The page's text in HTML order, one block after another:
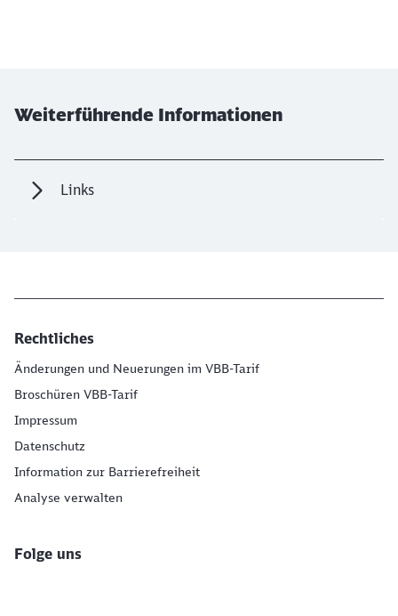
Weiterführende Informationen
Links
Rechtliches
Änderungen und Neuerungen im VBB-Tarif
Broschüren VBB-Tarif
Impressum
Datenschutz
Information zur Barrierefreiheit
Analyse verwalten
Folge uns